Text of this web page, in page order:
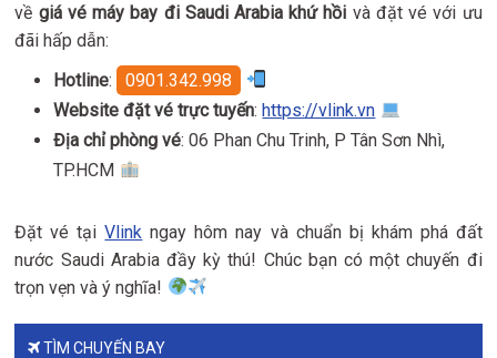
về giá vé máy bay đi Saudi Arabia khứ hồi và đặt vé với ưu
đãi hấp dẫn:
Hotline:
0901.342.998
Website đặt vé trực tuyến:https://vlink.vn
Địa chỉ phòng vé: 06 Phan Chu Trinh, P Tân Sơn Nhì,
TP.HCM
Đặt vé tạiVlink ngay hôm nay và chuẩn bị khám phá đất
nước Saudi Arabia đầy kỳ thú! Chúc bạn có một chuyến đi
trọn vẹn và ý nghĩa!
TÌM CHUYẾN BAY